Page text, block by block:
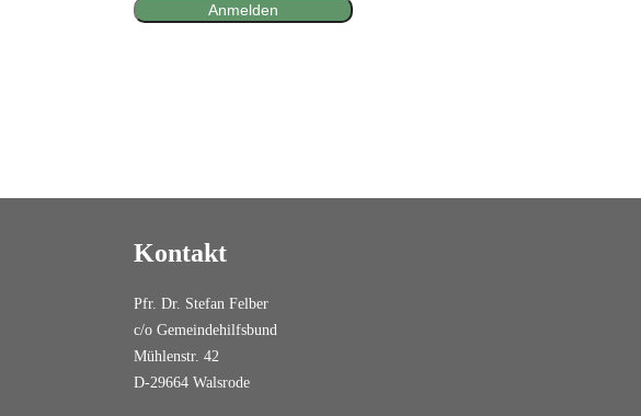
Anmelden
Kontakt
Pfr. Dr. Stefan Felber
c/o Gemeindehilfsbund
Mühlenstr. 42
D-29664 Walsrode